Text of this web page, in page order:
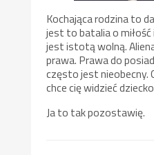
Kochająca rodzina to
jest to batalia o
jest istotą wolną.
prawa. Prawa do
często jest nieobecny.
chce cię widzieć
Ja to tak pozostawię.